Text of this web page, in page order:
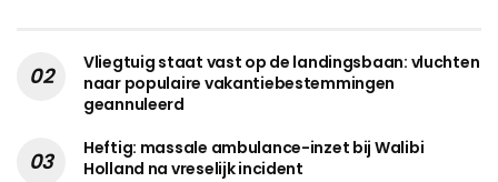
Vliegtuig staat vast op de landingsbaan: vluchten
naar populaire vakantiebestemmingen
geannuleerd
Heftig: massale ambulance-inzet bij Walibi
Holland na vreselijk incident